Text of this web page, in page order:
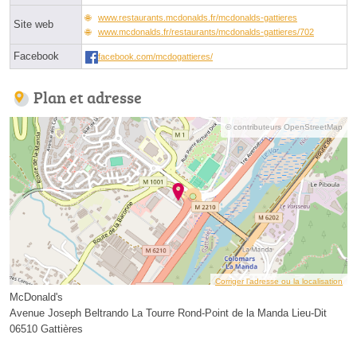
Site web
www.restaurants.mcdonalds.fr/mcdonalds-gattieres
www.mcdonalds.fr/restaurants/mcdonalds-gattieres/702
Facebook facebook.com/mcdogattieres/
Plan et adresse
© contributeurs OpenStreetMap
Corriger l’adresse ou la localisation
McDonald's
Avenue Joseph Beltrando La Tourre Rond-Point de la Manda Lieu-Dit
06510 Gattières